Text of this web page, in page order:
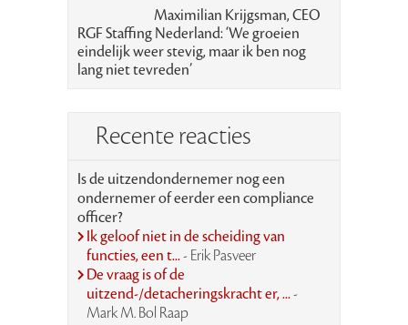
Maximilian Krijgsman, CEO
RGF Staffing Nederland: ‘We groeien
eindelijk weer stevig, maar ik ben nog
lang niet tevreden’
Recente reacties
Is de uitzendondernemer nog een
ondernemer of eerder een compliance
officer?
Ik geloof niet in de scheiding van
functies, een t...- Erik Pasveer
De vraag is of de
uitzend-/detacheringskracht er, ...-
Mark M. Bol Raap